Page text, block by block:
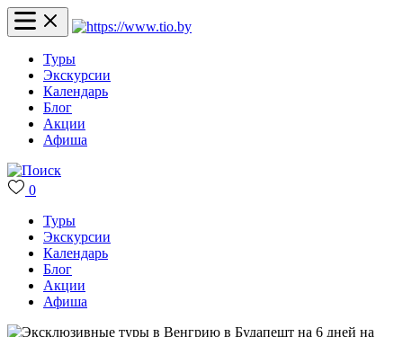
Туры
Экскурсии
Календарь
Блог
Акции
Афиша
0
Туры
Экскурсии
Календарь
Блог
Акции
Афиша